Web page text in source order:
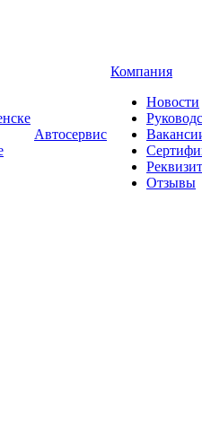
Автосервис
Компания
Новости
Отзывы